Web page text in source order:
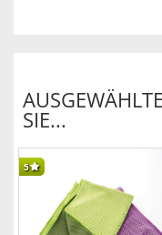
SIE...
5